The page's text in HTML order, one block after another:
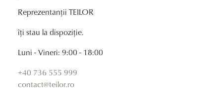
Reprezentanții TEILOR
îți stau la dispoziție.
Luni - Vineri: 9:00 - 18:00
+40 736 555 999
contact@teilor.ro